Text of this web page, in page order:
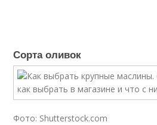
Сорта оливок
Фото: Shutterstock.com